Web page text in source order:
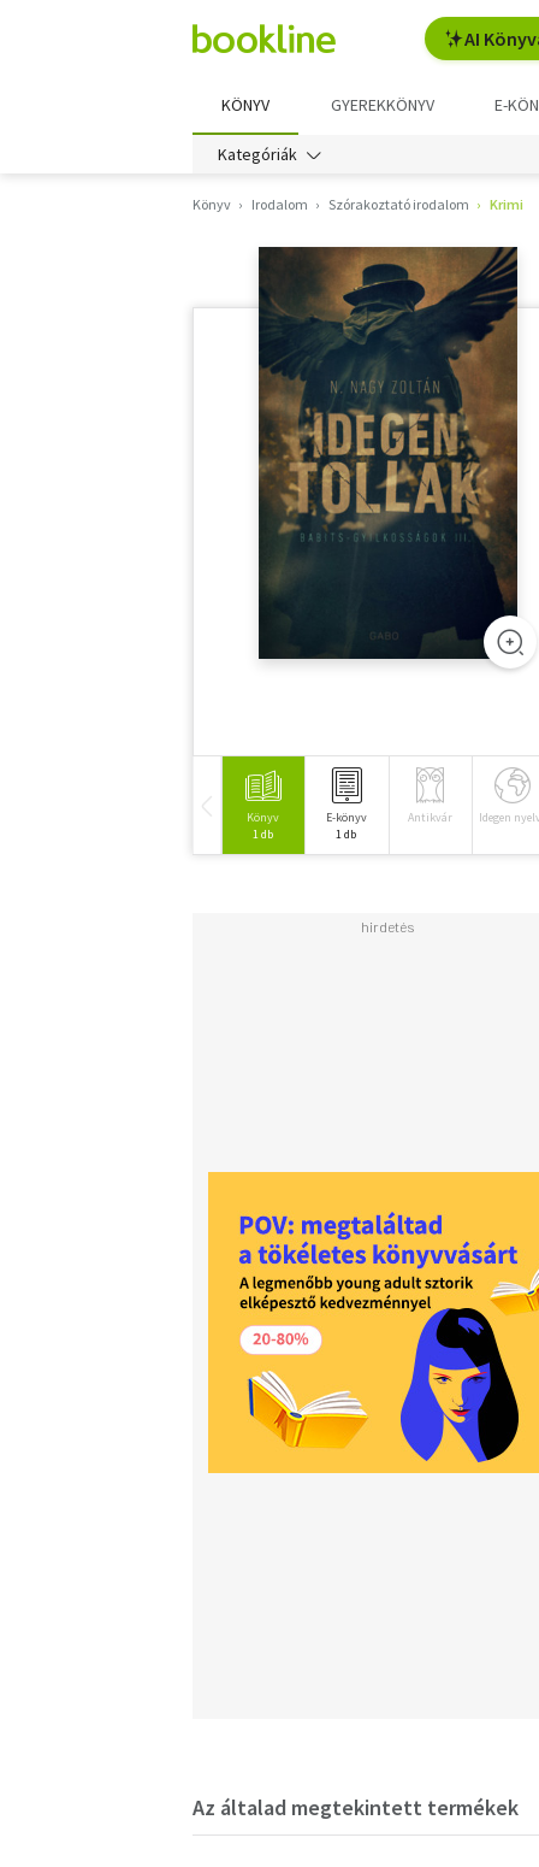
AI
KÖNYV GYEREKKÖNYV E-
Kategóriák
Könyv Irodalom Szórakoztató irodalom Krimi
Könyv
1 db
E-könyv
1 db
Antikvár Idegen
Az általad megtekintett termékek